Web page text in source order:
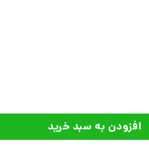
افزودن به سبد خرید